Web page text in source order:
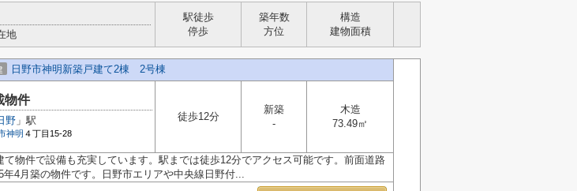
地
駅徒歩
停歩
築年数
方位
構造
建物面積
日野市神明新築戸建て2棟 2号棟
物件
野 」駅
神明 ４丁目15-28
徒歩12分
新築
-
木造
73.49㎡
て物件で設備も充実しています。駅までは徒歩12分でアクセス可能です。前面道路
4月築の物件です。日野市エリアや中央線日野付...